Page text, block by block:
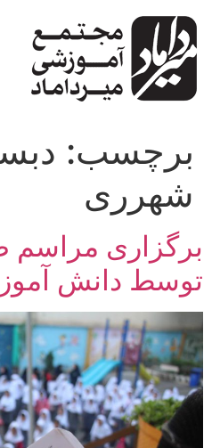
محتوا
برچسب:
شهرری
برگزاری مراسم
توسط دانش